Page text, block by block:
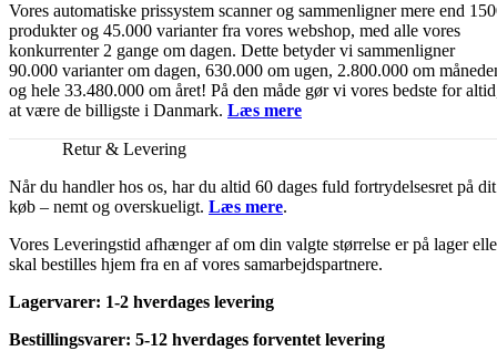
Vores automatiske prissystem scanner og sammenligner mere end
produkter og 45.000 varianter fra vores webshop, med alle vores
konkurrenter 2 gange om dagen. Dette betyder vi sammenligner
90.000 varianter om dagen, 630.000 om ugen, 2.800.000 om
og hele 33.480.000 om året! På den måde gør vi vores bedste for
at være de billigste i Danmark. Læs mere
Retur & Levering
Når du handler hos os, har du altid 60 dages fuld fortrydelsesret på dit
køb – nemt og overskueligt. Læs mere.
Vores Leveringstid afhænger af om din valgte størrelse er på lager
skal bestilles hjem fra en af vores samarbejdspartnere.
Lagervarer: 1-2 hverdages levering
Bestillingsvarer: 5-12 hverdages forventet levering